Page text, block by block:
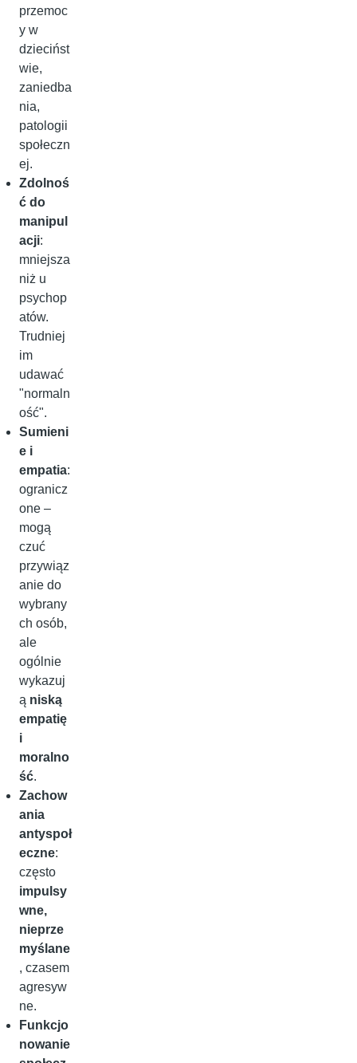
przemoc
y w
dziecińst
wie,
zaniedba
nia,
patologii
społeczn
ej.
Zdolnoś
ć do
manipul
acji:
mniejsza
niż u
psychop
atów.
Trudniej
im
udawać
"normaln
ość".
Sumieni
e i
empatia:
ogranicz
one –
mogą
czuć
przywiąz
anie do
wybrany
ch osób,
ale
ogólnie
wykazuj
ą niską
empatię
i
moralno
ść.
Zachow
ania
antyspoł
eczne:
często
impulsy
wne,
nieprze
myślane
, czasem
agresyw
ne.
Funkcjo
nowanie